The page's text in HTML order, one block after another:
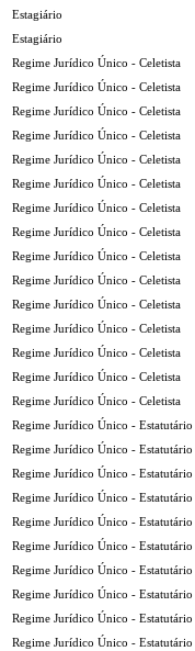
Estagiário
Estagiário
Regime Jurídico Único - Celetista
Regime Jurídico Único - Celetista
Regime Jurídico Único - Celetista
Regime Jurídico Único - Celetista
Regime Jurídico Único - Celetista
Regime Jurídico Único - Celetista
Regime Jurídico Único - Celetista
Regime Jurídico Único - Celetista
Regime Jurídico Único - Celetista
Regime Jurídico Único - Celetista
Regime Jurídico Único - Celetista
Regime Jurídico Único - Celetista
Regime Jurídico Único - Celetista
Regime Jurídico Único - Celetista
Regime Jurídico Único - Celetista
Regime Jurídico Único - Estatutário
Regime Jurídico Único - Estatutário
Regime Jurídico Único - Estatutário
Regime Jurídico Único - Estatutário
Regime Jurídico Único - Estatutário
Regime Jurídico Único - Estatutário
Regime Jurídico Único - Estatutário
Regime Jurídico Único - Estatutário
Regime Jurídico Único - Estatutário
Regime Jurídico Único - Estatutário